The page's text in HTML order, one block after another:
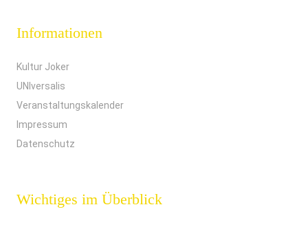
Informationen
Kultur Joker
UNIversalis
Veranstaltungskalender
Impressum
Datenschutz
Wichtiges im Überblick